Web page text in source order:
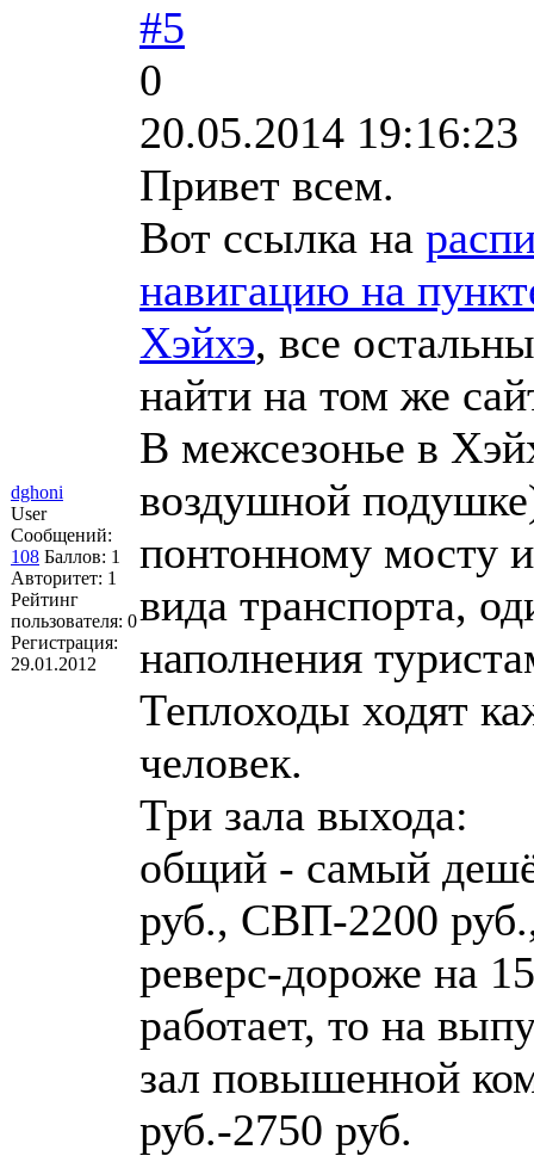
dghoni
User
Сообщений:
108 Баллов: 1
Авторитет: 1
Рейтинг
пользователя: 0
Регистрация:
29.01.2012
#5
0
20.05.2014 19:16:23
Привет всем.
Вот ссылка на
навигацию на
Хэйхэ, все
найти на том же
В межсезонье в
воздушной
понтонному мосту
вида транспорта,
наполнения
Теплоходы ходят
человек.
Три зала выхода:
общий - самый
руб., СВП-2200
реверс-дороже на
работает, то на
зал повышенной
руб.-2750 руб.